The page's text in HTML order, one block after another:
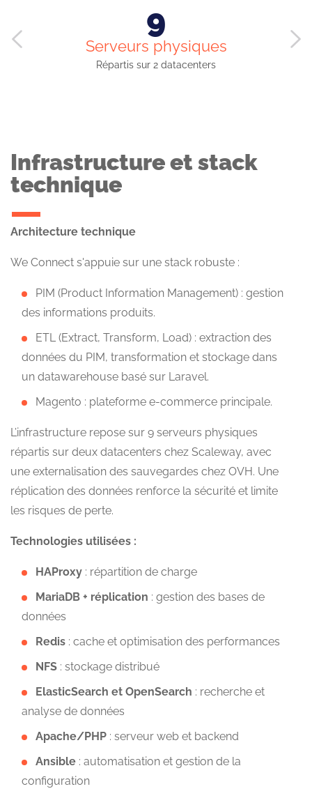
9
Serveurs physiques
Répartis sur 2 datacenters
Infrastructure et stack
technique
Architecture technique
We Connect s'appuie sur une stack robuste :
PIM (Product Information Management) : gestion
des informations produits.
ETL (Extract, Transform, Load) : extraction des
données du PIM, transformation et stockage dans
un datawarehouse basé sur Laravel.
Magento : plateforme e-commerce principale.
L’infrastructure repose sur 9 serveurs physiques
répartis sur deux datacenters chez Scaleway, avec
une externalisation des sauvegardes chez OVH. Une
réplication des données renforce la sécurité et limite
les risques de perte.
Technologies utilisées :
HAProxy : répartition de charge
MariaDB + réplication : gestion des bases de
données
Redis : cache et optimisation des performances
NFS : stockage distribué
ElasticSearch et OpenSearch : recherche et
analyse de données
Apache/PHP : serveur web et backend
Ansible : automatisation et gestion de la
configuration